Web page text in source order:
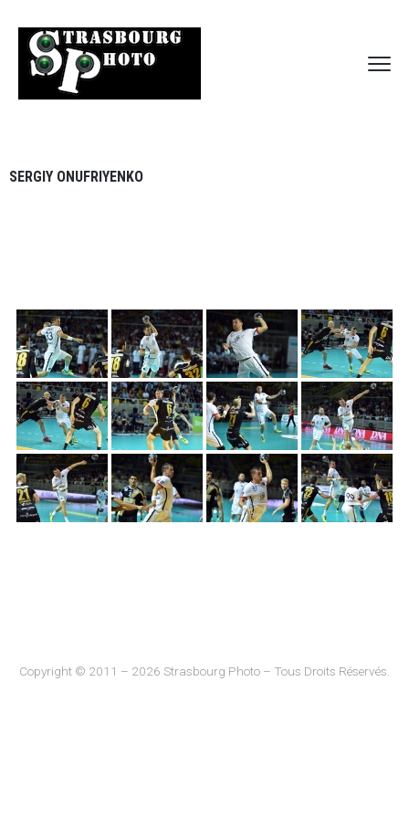
SERGIY ONUFRIYENKO
Copyright © 2011 – 2026 Strasbourg Photo – Tous Droits Réservés.